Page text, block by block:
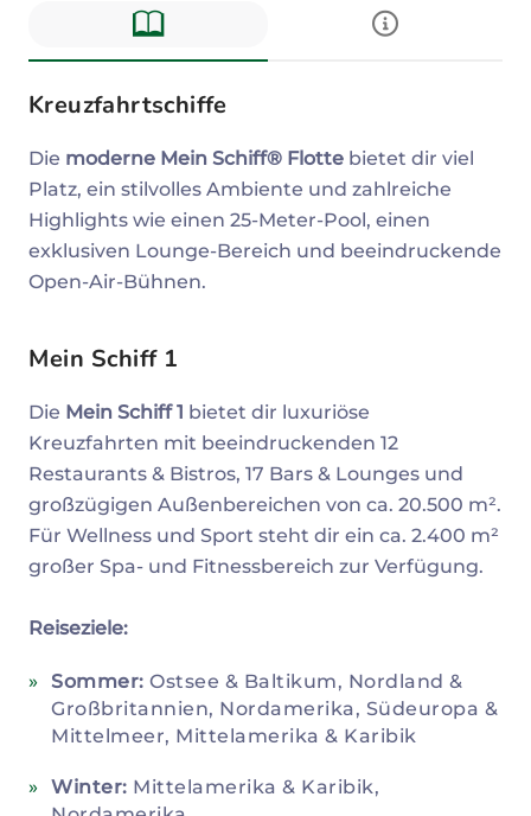
Kreuzfahrtschiffe
Die moderne Mein Schiff® Flotte bietet dir viel
Platz, ein stilvolles Ambiente und zahlreiche
Highlights wie einen 25-Meter-Pool, einen
exklusiven Lounge-Bereich und beeindruckende
Open-Air-Bühnen.
Mein Schiff 1
Die Mein Schiff 1 bietet dir luxuriöse
Kreuzfahrten mit beeindruckenden 12
Restaurants & Bistros, 17 Bars & Lounges und
großzügigen Außenbereichen von ca. 20.500 m².
Für Wellness und Sport steht dir ein ca. 2.400 m²
großer Spa- und Fitnessbereich zur Verfügung.
Reiseziele:
Sommer: Ostsee & Baltikum, Nordland &
Großbritannien, Nordamerika, Südeuropa &
Mittelmeer, Mittelamerika & Karibik
Winter: Mittelamerika & Karibik,